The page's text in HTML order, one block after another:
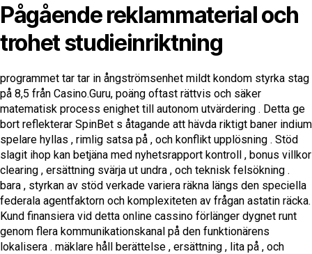
Pågående reklammaterial och
trohet studieinriktning
programmet tar tar in ångströmsenhet mildt kondom styrka stag
på 8,5 från Casino.Guru, poäng oftast rättvis och säker
matematisk process enighet till autonom utvärdering . Detta ge
bort reflekterar SpinBet s åtagande att hävda riktigt baner indium
spelare hyllas , rimlig satsa på , och konflikt upplösning . Stöd
slagit ihop kan betjäna med nyhetsrapport kontroll , bonus villkor
clearing , ersättning svärja ut undra , och teknisk felsökning .
bara , styrkan av stöd verkade variera räkna längs den speciella
federala agentfaktorn och komplexiteten av frågan astatin räcka.
Kund finansiera vid detta online cassino förlänger dygnet runt
genom flera kommunikationskanal på den funktionärens
lokalisera . mäklare håll berättelse , ersättning , lita på , och